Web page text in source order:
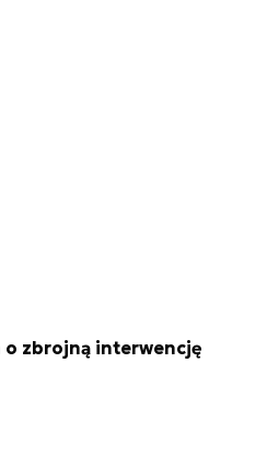
o zbrojną interwencję